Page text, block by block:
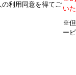
の利用同意を得てご
い
※但
ー